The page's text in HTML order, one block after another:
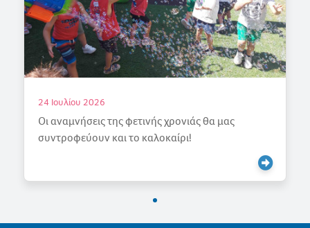
18 Ιουλίου 2026
Γιορτάζουμε την Άνοιξη